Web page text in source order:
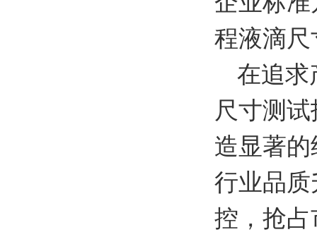
程液滴
在追求
尺寸测
造显著
行业品
控，抢